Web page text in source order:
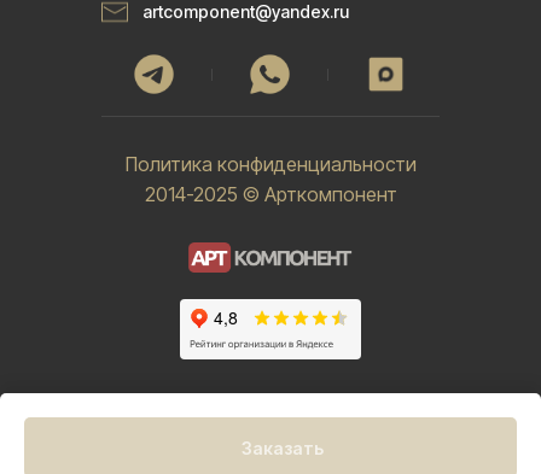
Заказать
2014-2025 © Арткомпонент
Политика конфиденциальности
artcomponent@yandex.ru
Tilda